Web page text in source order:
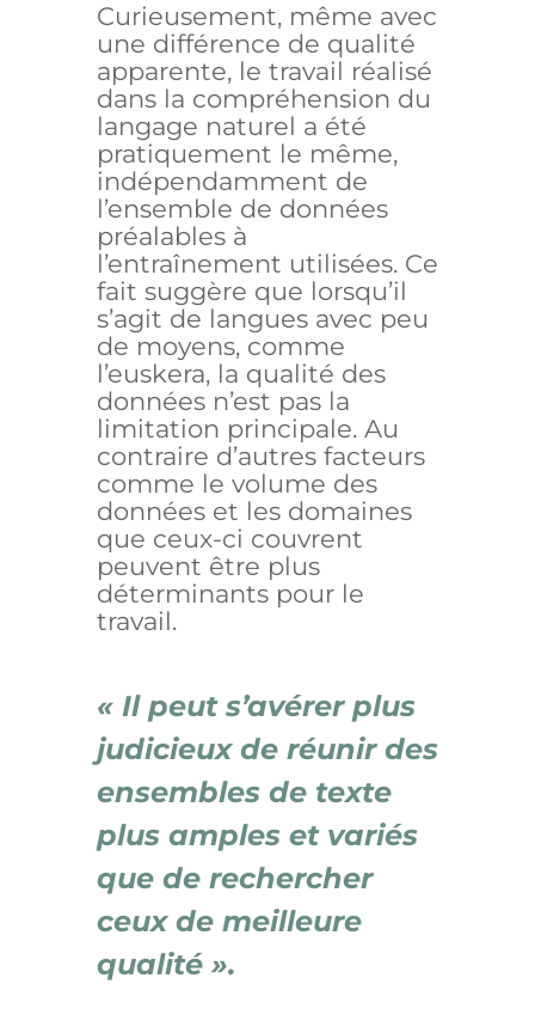
Curieusement, même avec
une différence de qualité
apparente, le travail réalisé
dans la compréhension du
langage naturel a été
pratiquement le même,
indépendamment de
l’ensemble de données
préalables à
l’entraînement utilisées. Ce
fait suggère que lorsqu’il
s’agit de langues avec peu
de moyens, comme
l’euskera, la qualité des
données n’est pas la
limitation principale. Au
contraire d’autres facteurs
comme le volume des
données et les domaines
que ceux-ci couvrent
peuvent être plus
déterminants pour le
travail.
« Il peut s’avérer plus
judicieux de réunir des
ensembles de texte
plus amples et variés
que de rechercher
ceux de meilleure
qualité ».